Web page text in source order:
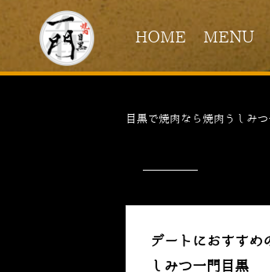
HOME MENU
目黒で焼肉なら焼肉うしみ
デートにおすす
しみつ一門目黒